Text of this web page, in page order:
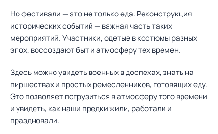
Но фестивали — это не только еда. Реконструкция
исторических событий — важная часть таких
мероприятий. Участники, одетые в костюмы разных
эпох, воссоздают быт и атмосферу тех времен.
Здесь можно увидеть военных в доспехах, знать на
пиршествах и простых ремесленников, готовящих еду.
Это позволяет погрузиться в атмосферу того времени
и увидеть, как наши предки жили, работали и
праздновали.